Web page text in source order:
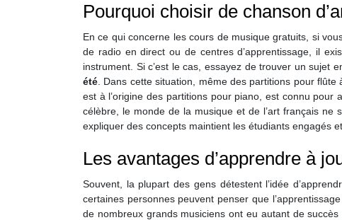
Pourquoi choisir de chanson
En ce qui concerne les cours de musique gratuits, si
de radio en direct ou de centres d’apprentissage, il
instrument. Si c’est le cas, essayez de trouver un sujet
été . Dans cette situation, même des partitions pour
est à l’origine des partitions pour piano, est connu
célèbre, le monde de la musique et de l’art français
expliquer des concepts maintient les étudiants engagés
Les avantages d’apprendre à
Souvent, la plupart des gens détestent l’idée
certaines personnes peuvent penser que
de nombreux grands musiciens ont eu autant de